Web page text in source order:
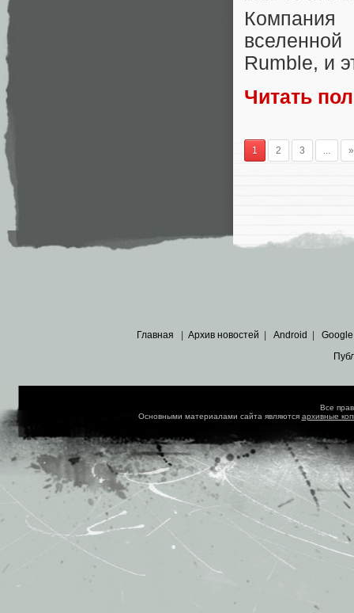
Rumble, и
Читать
1 2 3 »
Главная Архив новостей Android Google
Все
Основными материалами сайта являются архивные